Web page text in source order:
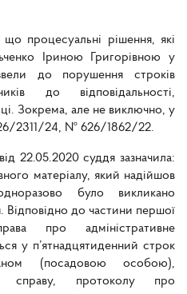
процесуальні рішення, які
Іриною Григорівною у
до порушення строків
до відповідальності,
Зокрема, але не виключно, у
2311/24, № 626/1862/22.
22.05.2020 суддя зазначила:
матеріалу, який надійшов
було викликано
до частини першої
про адміністративне
у п’ятнадцятиденний строк
(посадовою особою),
справу, протоколу про